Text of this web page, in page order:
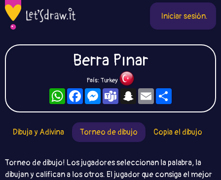
Iniciar sesión.
Berra Pınar
País: Turkey
WhatsAppFacebookMessengerTeamsSnapchat
Email
Dibuja y Adivina Torneo de dibujo Copia el dibujo
Torneo de dibujo! Los jugadores seleccionan la palabra, la
dibujan y califican a los otros. El jugador que consiga el mejor